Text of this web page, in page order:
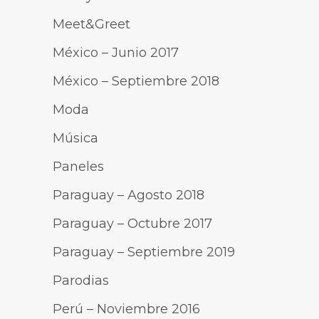
Meet&Greet
México – Junio 2017
México – Septiembre 2018
Moda
Música
Paneles
Paraguay – Agosto 2018
Paraguay – Octubre 2017
Paraguay – Septiembre 2019
Parodias
Perú – Noviembre 2016